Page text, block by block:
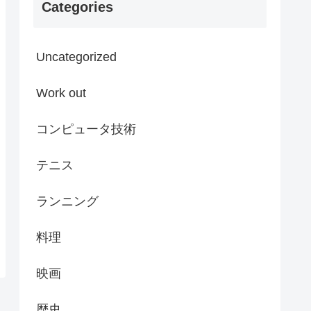
Categories
Uncategorized
Work out
コンピュータ技術
テニス
ランニング
料理
映画